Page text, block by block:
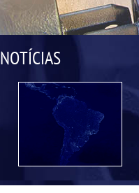
NOTÍCIAS